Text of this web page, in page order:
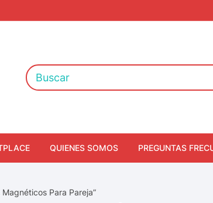
QUIENES SOMOS PREGUNTAS
Para Pareja”